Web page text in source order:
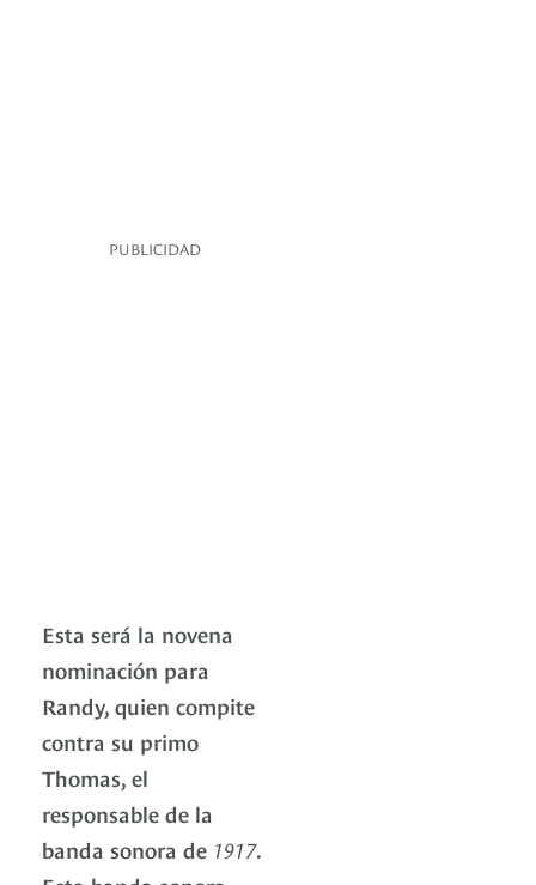
PUBLICIDAD
Esta será la novena
nominación para
Randy, quien compite
contra su primo
Thomas, el
responsable de la
banda sonora de 1917.